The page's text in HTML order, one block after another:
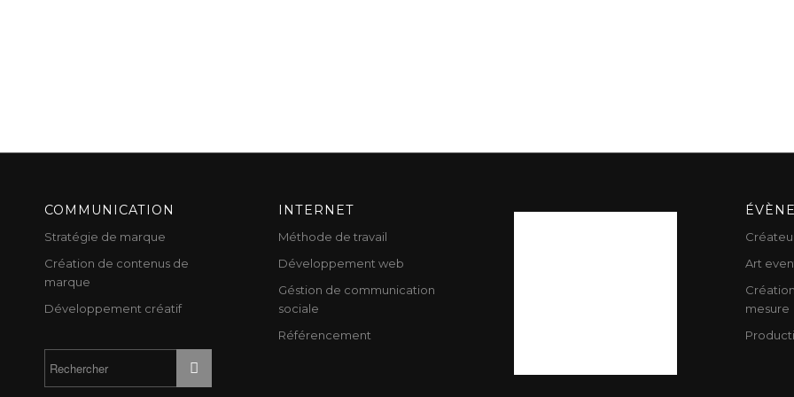
COMMUNICATION
Stratégie de marque
Création de contenus de
marque
Développement créatif
INTERNET
Méthode de travail
Développement web
Géstion de communication
sociale
Référencement
Art
mesure